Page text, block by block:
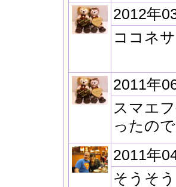
2012年
ココネ
2011年
スマエ
ったの
2011年
そうそ